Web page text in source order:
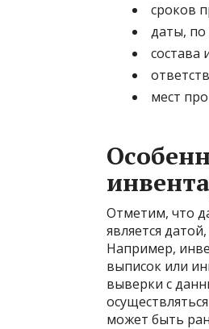
сроков
даты, по
состава
мест
Отметим, что
является
Например,
выписок или
выверки с
может быть